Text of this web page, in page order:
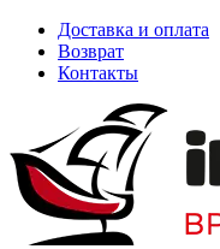
Доставка и оплата
Возврат
Контакты